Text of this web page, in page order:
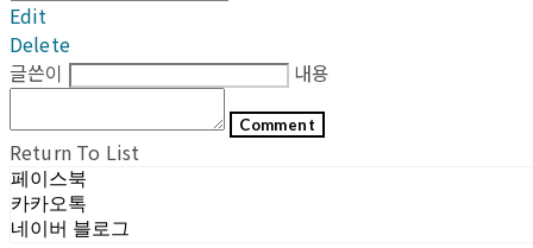
Edit
Delete
글쓴이
내용
Comment
Return To List
페이스북
카카오톡
네이버 블로그